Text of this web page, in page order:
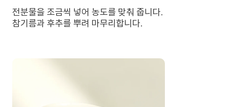
전분물을 조금씩 넣어 농도를 맞춰 줍니다.
참기름과 후추를 뿌려 마무리합니다.